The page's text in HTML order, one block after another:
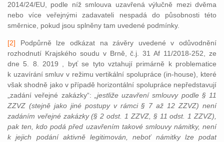
2014/24/EU, podle nížsmlouva uzavřená výlučně mezi dvěma
nebo více veřejnými zadavateli nespadá do působnosti této
směrnice, pokud jsou splněny tam uvedené podmínky.
[2] Podpůrně lze odkázat na závěry uvedené v odůvodnění
rozhodnutí Krajského soudu v Brně, č.j. 31 Af 11/2018-252, ze
dne 5. 8. 2019 , byť se tyto vztahují primárně k problematice
k uzavírání smluv v režimu vertikální spolupráce (in-house), které
však shodně jako v případě horizontální spolupráce nepředstavují
„zadání veřejné zakázky“: „jestliže uzavření smlouvy podle § 11
ZZVZ (stejně jako jiné postupy v rámci § 7 až 12 ZZVZ) není
zadáním veřejné zakázky (§ 2 odst. 1 ZZVZ, § 11 odst. 1 ZZVZ),
pak ten, kdo podá před uzavřením takové smlouvy námitky, není
k jejich podání aktivně legitimován, neboť námitky lze podat